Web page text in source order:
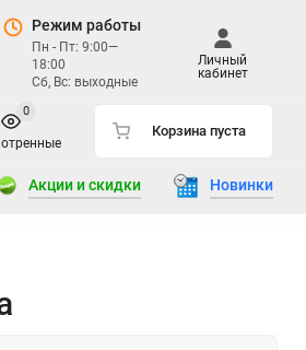
Режим работы
Пн - Пт: 9:00—
18:00
Сб, Вс: выходные
Личный
кабинет
0
Корзина пуста
Акции и скидки Новинки